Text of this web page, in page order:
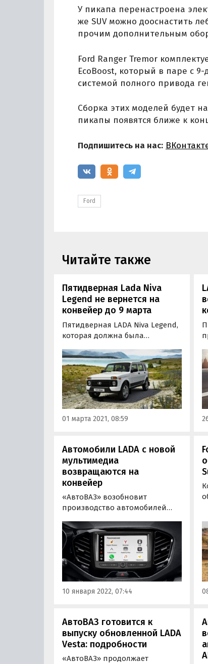
У пикапа перенастроена
же SUV можно дооснастить
прочим дополнительным
Ford Ranger Tremor
EcoBoost, который в паре с
системой полного привода
Сборка этих моделей будет
пикапы появятся ближе к
Подпишитесь на нас:
Ford
Читайте также
Пятидверная Lada Niva
Legend не вернется на
конвейер до 9 марта
Пятидверная LADA Niva Legend,
которая должна была
вернется на него в лучшем
случае 9 марта. Об этом
сообщает паблик «AvtoVAZ
News» со ссылкой на
собственные источники с
АвтоВАЗа.
01 марта 2021, 08:59
Автомобили LADA с новой
мультимедиа
возвращаются на
конвейер
«АвтоВАЗ» возобновит
производство автомобилей
системой EnjoY Pro в январе
2022 года. Об этом сообщает
паблик «Нетипичный
АвтоВАЗ»со ссылкой на план
модельного ряда компании на
первый месяц наступившего
года.
10 января 2022, 07:44
АвтоВАЗ готовится к
выпуску обновленной LADA
Vesta: подробности
«АвтоВАЗ» продолжает